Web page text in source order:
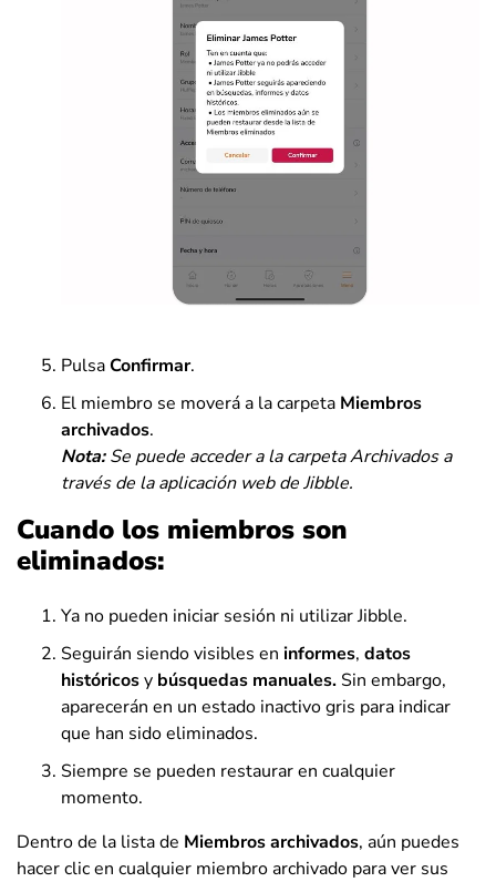
PulsaConfirmar.
El miembro se moverá a la carpeta Miembros
archivados.
Nota:Se puede acceder a la carpeta Archivados a
través de la aplicación web de Jibble.
Cuando los miembros son
eliminados:
Ya no pueden iniciar sesión ni utilizar Jibble.
Seguirán siendo visibles en informes, datos
históricosy búsquedas manuales. Sin embargo,
aparecerán en un estado inactivo gris para indicar
que han sido eliminados.
Siempre se pueden restaurar en cualquier
momento.
Dentro de la lista de Miembros archivados, aún puedes
hacer clic en cualquier miembro archivado para ver sus